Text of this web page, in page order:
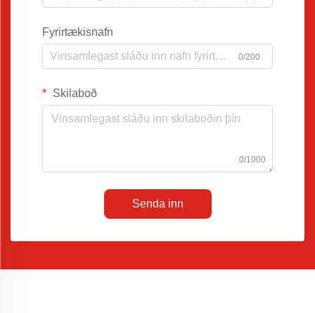
Fyrirtækisnafn
0/200
Skilaboð
0/1000
Senda inn